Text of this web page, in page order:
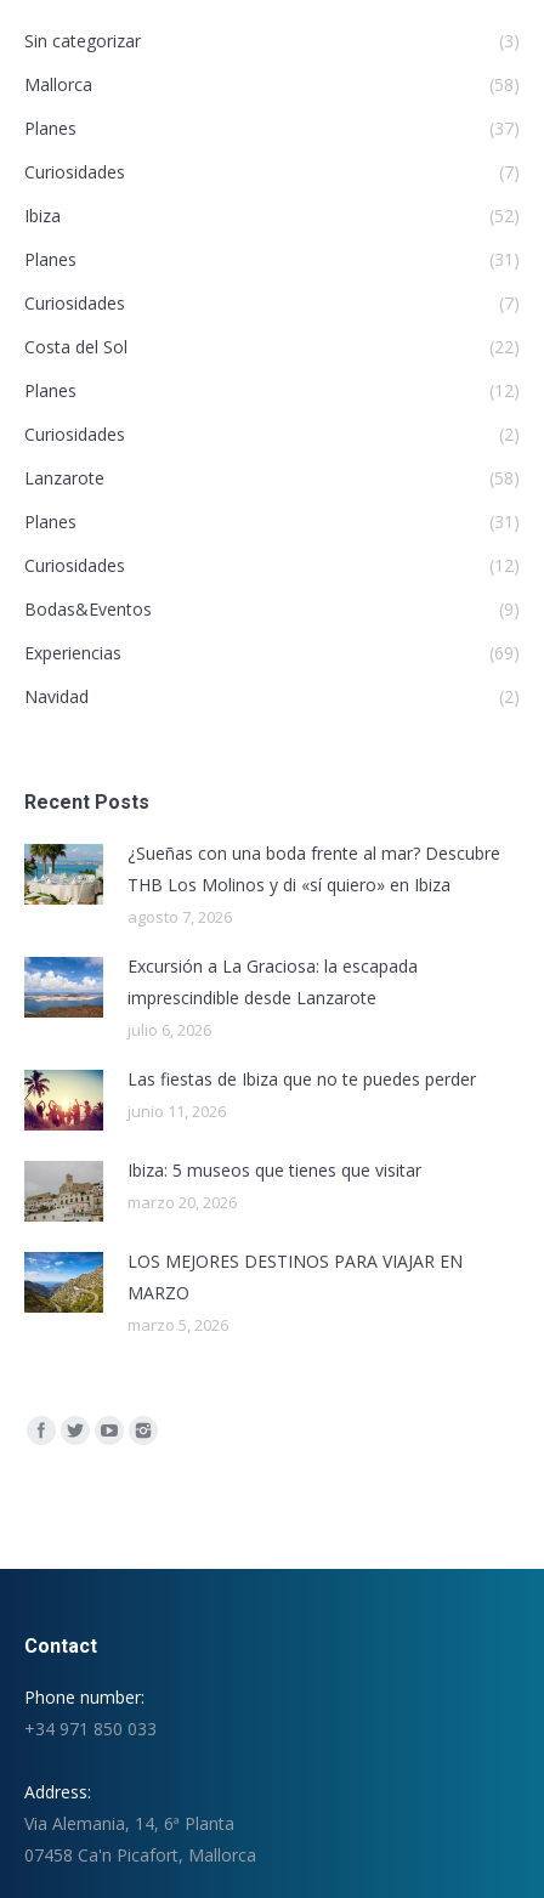
Sin categorizar
(3)
Mallorca
(58)
Planes
(37)
Curiosidades
(7)
Ibiza
(52)
Planes
(31)
Curiosidades
(7)
Costa del Sol
(22)
Planes
(12)
Curiosidades
(2)
Lanzarote
(58)
Planes
(31)
Curiosidades
(12)
Bodas&Eventos
(9)
Experiencias
(69)
Navidad
(2)
Recent Posts
¿Sueñas con una boda frente al mar? Descubre
THB Los Molinos y di «sí quiero» en Ibiza
agosto 7, 2026
Excursión a La Graciosa: la escapada
imprescindible desde Lanzarote
julio 6, 2026
Las fiestas de Ibiza que no te puedes perder
junio 11, 2026
Ibiza: 5 museos que tienes que visitar
marzo 20, 2026
LOS MEJORES DESTINOS PARA VIAJAR EN
MARZO
marzo 5, 2026
Encuéntranos en:
Contact
Phone number:
+34 971 850 033
Address:
Via Alemania, 14, 6ª Planta
07458 Ca'n Picafort, Mallorca